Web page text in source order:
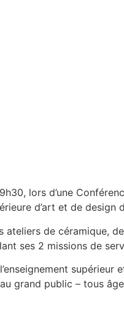
lors d’une
d’art et de
ateliers de céramique,
ses 2 missions de
grand public – tous